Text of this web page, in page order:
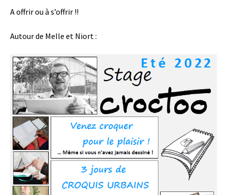
A offrir ou à s’offrir !!
Autour de Melle et Niort :